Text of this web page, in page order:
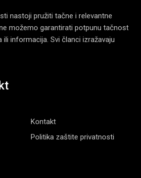
nastoji pružiti tačne i relevantne
možemo garantirati potpunu tačnost
ili informacija. Svi članci izražavaju
Kontakt
Politika zaštite privatnosti